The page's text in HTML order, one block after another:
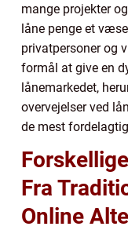
mange projekter
låne penge et
privatpersoner og
formål at give en
lånemarkedet,
overvejelser ved
de mest
Fra
Online